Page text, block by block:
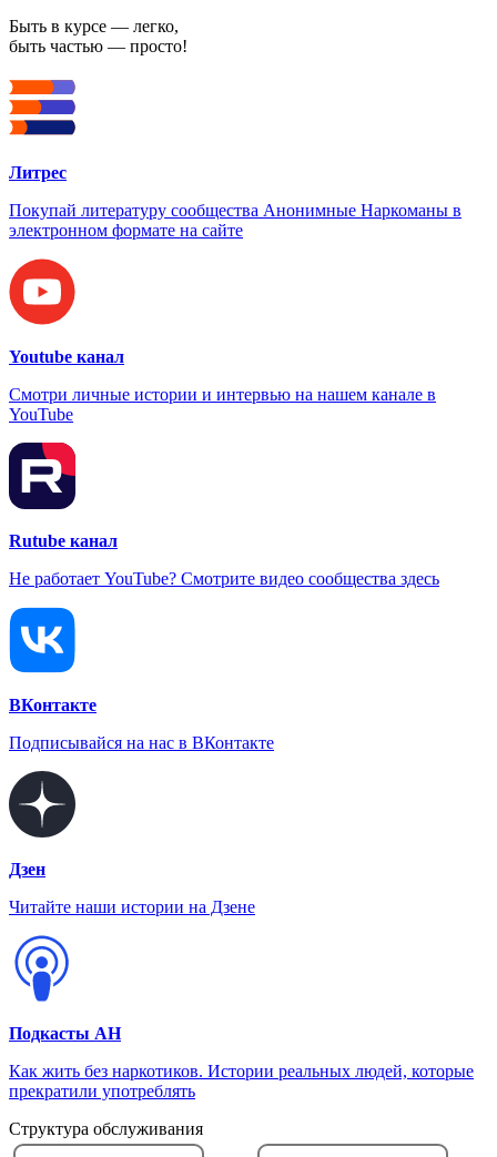
Быть в курсе — легко,
быть частью — просто!
Литрес
Покупай литературу сообщества Анонимные Наркоманы в
электронном формате на сайте
Youtube канал
Смотри личные истории и интервью на нашем канале в
YouTube
Rutube канал
Не работает YouTube? Смотрите видео сообщества здесь
ВКонтакте
Подписывайся на нас в ВКонтакте
Дзен
Читайте наши истории на Дзене
Подкасты АН
Как жить без наркотиков. Истории реальных людей, которые
прекратили употреблять
Структура обслуживания